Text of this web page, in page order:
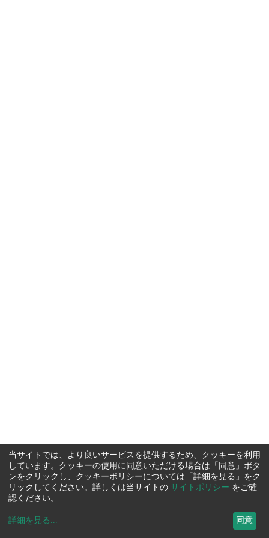
当サイトでは、より良いサービスを提供するため、クッキーを利用
しています。クッキーの使用に同意いただける場合は「同意」ボタ
ンをクリックし、クッキーポリシーについては「詳細を見る」をク
リックしてください。詳しくは当サイトの サイトポリシー をご確
認ください。
詳細を見る ... 同意